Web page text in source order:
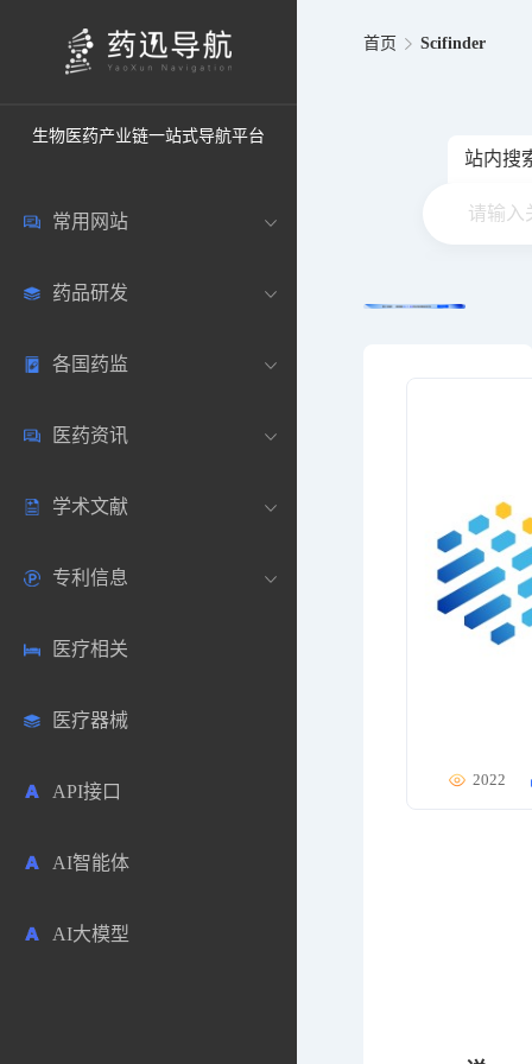
生物医药产业链一站式导航平台
常用网站
中国常用
药圈资讯
邮箱登录
药典网站
药品研发
药研数据库
药品说明书
药物临床
生物数据库
药品市场信息
合成化工
药物分析
毒性数据库
原辅料包材
各国药监
中国
美国
欧洲
日本
其他各国
医药资讯
医药新闻
医药论坛
药研咨询
医药科普
学术文献
学术搜索
SciHub文献
文献下载
文献管理
专利信息
各国专利局官方查询
医药专利
商业专利数据库
免费专利库
医疗相关
医疗器械
API接口
AI智能体
AI大模型
首页 Scifinder
站内搜
2022